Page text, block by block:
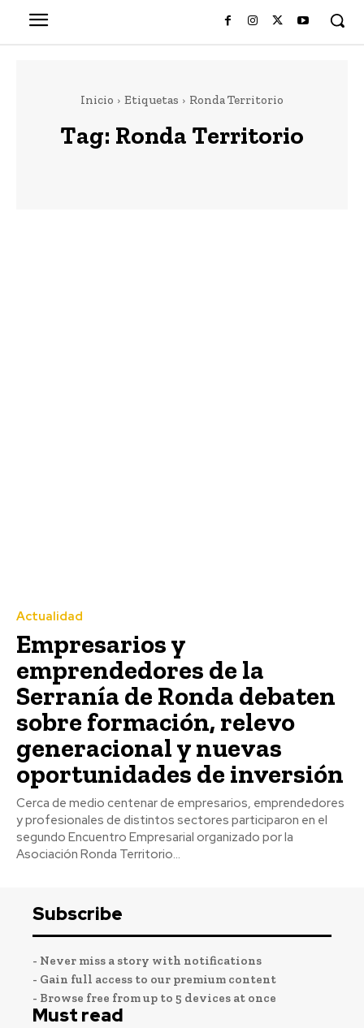
Inicio Etiquetas Ronda Territorio
Tag: Ronda Territorio
Actualidad
Empresarios y
emprendedores de la
Serranía de Ronda debaten
sobre formación, relevo
generacional y nuevas
oportunidades de inversión
Cerca de medio centenar de empresarios, emprendedores
y profesionales de distintos sectores participaron en el
segundo Encuentro Empresarial organizado por la
Asociación Ronda Territorio...
Subscribe
- Never miss a story with notifications
- Gain full access to our premium content
- Browse free from up to 5 devices at once
Must read